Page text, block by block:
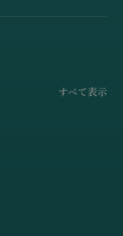
すべて表示